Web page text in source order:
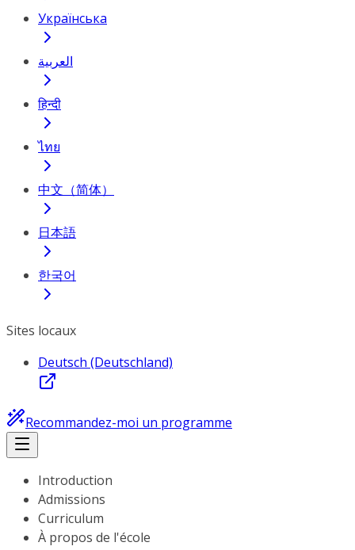
Українська
العربية
हिन्दी
ไทย
中文（简体）
日本語
한국어
Sites locaux
Deutsch (Deutschland)
Recommandez-moi un programme
Introduction
Admissions
Curriculum
À propos de l'école